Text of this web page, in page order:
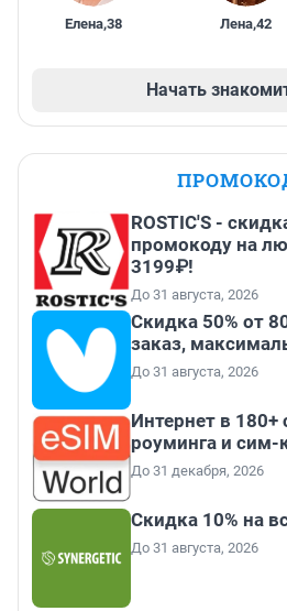
Елена,38 Лена,42
Начать
ROSTIC'S -
промокоду на
3199₽!
До 31 августа, 2026
Скидка 50% от
заказ,
До 31 августа, 2026
Интернет в 180+
роуминга и сим-
До 31 декабря, 2026
Скидка 10% на
До 31 августа, 2026